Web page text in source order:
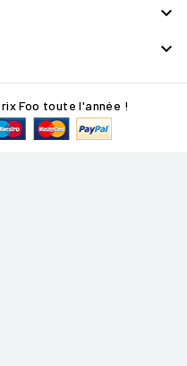


Foo toute l'année !